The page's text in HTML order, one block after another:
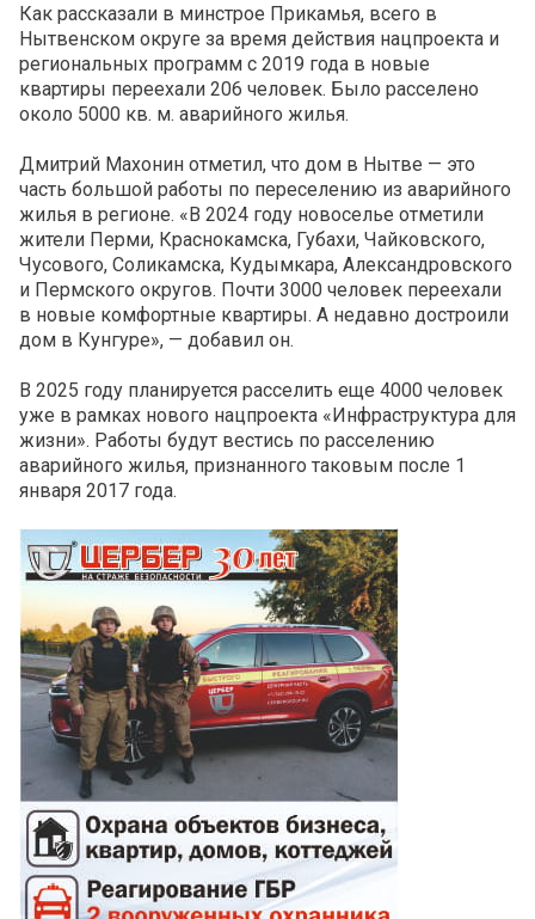
Как рассказали в минстрое Прикамья, всего в
Нытвенском округе за время действия нацпроекта и
региональных программ с 2019 года в новые
квартиры переехали 206 человек. Было расселено
около 5000 кв. м. аварийного жилья.
Дмитрий Махонин отметил, что дом в Нытве — это
часть большой работы по переселению из аварийного
жилья в регионе. «В 2024 году новоселье отметили
жители Перми, Краснокамска, Губахи, Чайковского,
Чусового, Соликамска, Кудымкара, Александровского
и Пермского округов. Почти 3000 человек переехали
в новые комфортные квартиры. А недавно достроили
дом в Кунгуре», — добавил он.
В 2025 году планируется расселить еще 4000 человек
уже в рамках нового нацпроекта «Инфраструктура для
жизни». Работы будут вестись по расселению
аварийного жилья, признанного таковым после 1
января 2017 года.